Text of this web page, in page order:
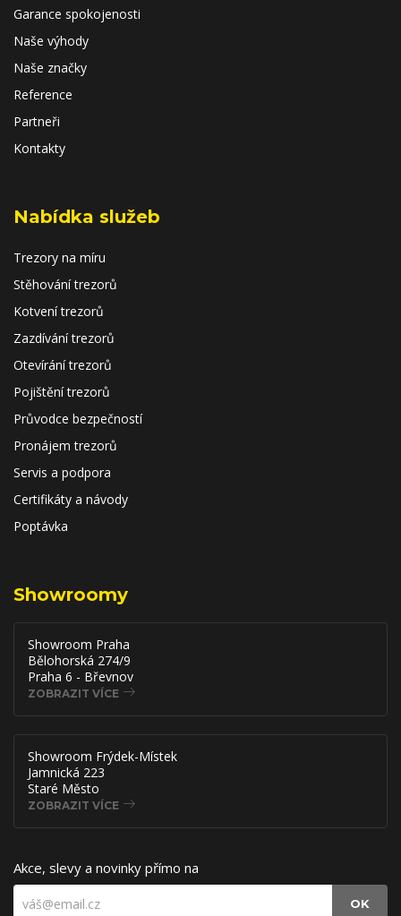
Garance spokojenosti
Naše výhody
Naše značky
Reference
Partneři
Kontakty
Nabídka služeb
Trezory na míru
Stěhování trezorů
Kotvení trezorů
Zazdívání trezorů
Otevírání trezorů
Pojištění trezorů
Průvodce bezpečností
Pronájem trezorů
Servis a podpora
Certifikáty a návody
Poptávka
Showroomy
Showroom Praha
Bělohorská 274/9
Praha 6 - Břevnov
ZOBRAZIT VÍCE
Showroom Frýdek-Místek
Jamnická 223
Staré Město
ZOBRAZIT VÍCE
Akce, slevy a novinky přímo na
OK